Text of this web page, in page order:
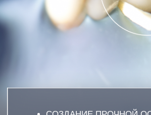
ОТВЕТИТ НА ВСЕ ВАШИ ВОПРОСЫ
СТИМУЛЯЦИЯ ЕСТЕСТВЕННОГО РОСТА
КОСТИ
МИНИМАЛЬНАЯ ИНВАЗИВНОСТЬ